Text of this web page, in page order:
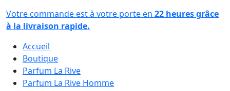
Votre commande est à votre porte en 22 heures grâce
à la livraison rapide.
Accueil
Boutique
Parfum La Rive
Parfum La Rive Homme